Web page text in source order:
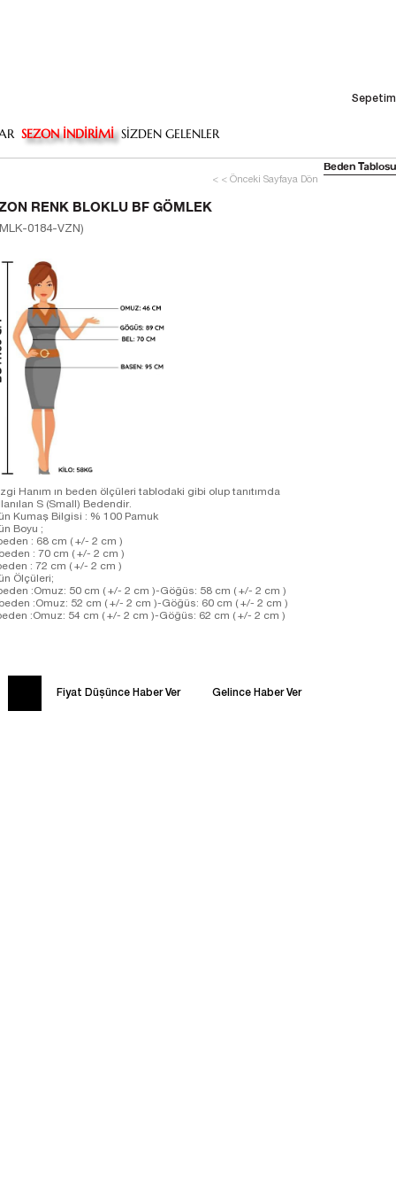
Sepetim
SEZON İNDİRİMİ SİZDEN GELENLER
< < Önceki Sayfaya Dön
RENK BLOKLU BF GÖMLEK
0184-VZN)
Hanım ın beden ölçüleri tablodaki gibi olup tanıtımda
S (Small) Bedendir.
Kumaş Bilgisi : % 100 Pamuk
Boyu ;
: 68 cm ( +/- 2 cm )
: 70 cm ( +/- 2 cm )
: 72 cm ( +/- 2 cm )
Ölçüleri;
:Omuz: 50 cm ( +/- 2 cm )-Göğüs: 58 cm ( +/- 2 cm )
:Omuz: 52 cm ( +/- 2 cm )-Göğüs: 60 cm ( +/- 2 cm )
:Omuz: 54 cm ( +/- 2 cm )-Göğüs: 62 cm ( +/- 2 cm )
Fiyat Düşünce Haber Ver Gelince Haber Ver
Beden Tablosu